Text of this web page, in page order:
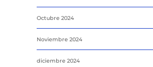
Octubre 2024
Noviembre 2024
diciembre 2024